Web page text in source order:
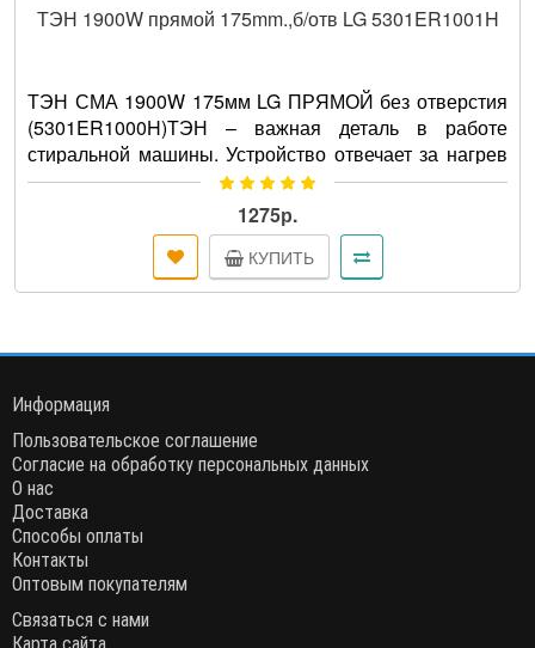
ТЭН 1900W прямой 175mm.,б/отв LG 5301ER1001H
ТЭН СМА 1900W 175мм LG ПРЯМОЙ без отверстия
(5301ER1000H)ТЭН – важная деталь в работе
стиральной машины. Устройство отвечает за нагрев
воды во время стирки, под..
1275р.
КУПИТЬ
Информация
Пользовательское соглашение
Согласие на обработку персональных данных
О нас
Доставка
Способы оплаты
Контакты
Оптовым покупателям
Связаться с нами